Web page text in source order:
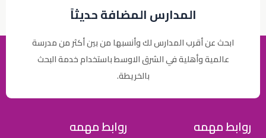
المدارس المضافة حديثاً
ابحث عن أقرب المدارس لك وأنسبها من بين أكثر من مدرسة
عالمية وأهلية في الشرق الاوسط باستخدام خدمة البحث
بالخريطة.
روابط مهمه روابط مهمه